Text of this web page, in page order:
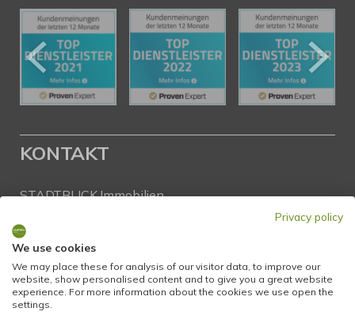
KONTAKT
STADTBLICK Immobilien
65199 Wiesbaden
Tel.:+49 611 9742 872
Fax: +49 611 9742 896
Privacy policy
We use cookies
We may place these for analysis of our visitor data, to improve our
website, show personalised content and to give you a great website
experience. For more information about the cookies we use open the
settings.